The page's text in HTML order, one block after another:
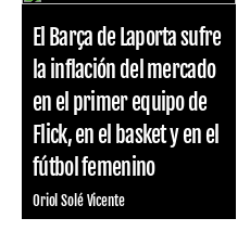
El Barça de Laporta sufre
la inflación del mercado
en el primer equipo de
Flick, en el basket y en el
fútbol femenino
Oriol Solé Vicente